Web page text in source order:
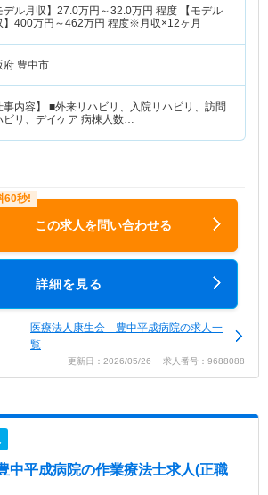
デル月収】 27.0万円～32.0万円 程度 【モデル
400万円～462万円 程度※月収×12ヶ月
府 豊中市
事内容】 ■外来リハビリ、入院リハビリ、訪問
リハビリ、デイケア 病棟人数…
この求人を問い合わせる
詳細を見る
医療法人康生会 豊中平成病院の求人一
覧
更新日：2026/05/26 求人番号：9688088
中平成病院の作業療法士求人(正職